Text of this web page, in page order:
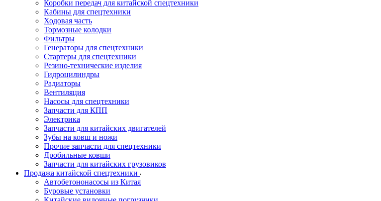
Коробки передач для китайской спецтехники
Кабины для спецтехники
Ходовая часть
Тормозные колодки
Фильтры
Генераторы для спецтехники
Стартеры для спецтехники
Резино-технические изделия
Гидроцилиндры
Радиаторы
Вентиляция
Насосы для спецтехники
Запчасти для КПП
Электрика
Запчасти для китайских двигателей
Зубы на ковш и ножи
Прочие запчасти для спецтехники
Дробильные ковши
Запчасти для китайских грузовиков
Продажа китайской спецтехники
Автобетононасосы из Китая
Буровые установки